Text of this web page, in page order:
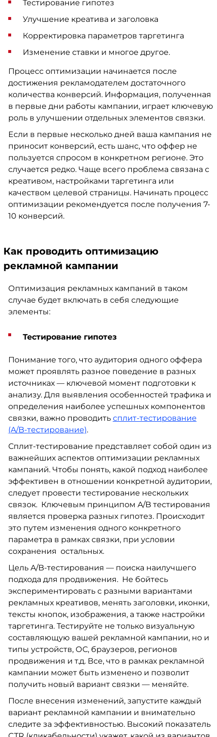
Тестирование гипотез
Улучшение креатива и заголовка
Корректировка параметров таргетинга
Изменение ставки и многое другое.
Процесс оптимизации начинается после
достижения рекламодателем достаточного
количества конверсий. Информация, полученная
в первые дни работы кампании, играет ключевую
роль в улучшении отдельных элементов связки.
Если в первые несколько дней ваша кампания не
приносит конверсий, есть шанс, что оффер не
пользуется спросом в конкретном регионе. Это
случается редко. Чаще всего проблема связана с
креативом, настройками таргетинга или
качеством целевой страницы. Начинать процесс
оптимизации рекомендуется после получения 7-
10 конверсий.
Как проводить оптимизацию
рекламной кампании
Оптимизация рекламных кампаний в таком
случае будет включать в себя следующие
элементы:
Тестирование гипотез
Понимание того, что аудитория одного оффера
может проявлять разное поведение в разных
источниках — ключевой момент подготовки к
анализу. Для выявления особенностей трафика и
определения наиболее успешных компонентов
связки, важно проводить сплит-тестирование
(A/B-тестирование).
Сплит-тестирование представляет собой один из
важнейших аспектов оптимизации рекламных
кампаний. Чтобы понять, какой подход наиболее
эффективен в отношении конкретной аудитории,
следует провести тестирование нескольких
связок. Ключевым принципом A/B тестирования
является проверка разных гипотез. Происходит
это путем изменения одного конкретного
параметра в рамках связки, при условии
сохранения остальных.
Цель A/B-тестирования — поиска наилучшего
подхода для продвижения. Не бойтесь
экспериментировать с разными вариантами
рекламных креативов, менять заголовки, иконки,
тексты кнопок, изображения, а также настройки
таргетинга. Тестируйте не только визуальную
составляющую вашей рекламной кампании, но и
типы устройств, ОС, браузеров, регионов
продвижения и т.д. Все, что в рамках рекламной
кампании может быть изменено и позволит
получить новый вариант связки — меняйте.
После внесения изменений, запустите каждый
вариант рекламной кампании и внимательно
следите за эффективностью. Высокий показатель